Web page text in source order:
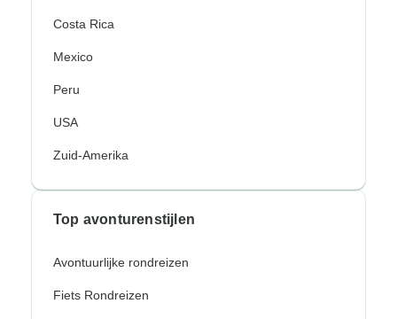
Costa Rica
Mexico
Peru
USA
Zuid-Amerika
Top avonturenstijlen
Avontuurlijke rondreizen
Fiets Rondreizen